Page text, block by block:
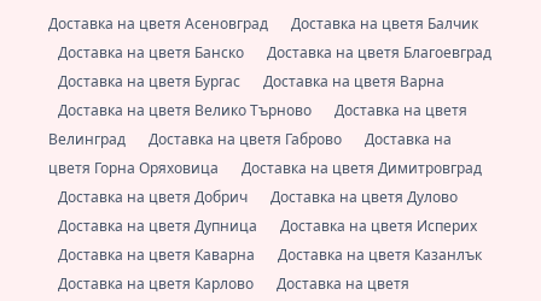
Доставка на цветя Асеновград
Доставка на цветя Балчик
Доставка на цветя Банско
Доставка на цветя Благоевград
Доставка на цветя Бургас
Доставка на цветя Варна
Доставка на цветя Велико Търново
Доставка на цветя
Велинград
Доставка на цветя Габрово
Доставка на
цветя Горна Оряховица
Доставка на цветя Димитровград
Доставка на цветя Добрич
Доставка на цветя Дулово
Доставка на цветя Дупница
Доставка на цветя Исперих
Доставка на цветя Каварна
Доставка на цветя Казанлък
Доставка на цветя Карлово
Доставка на цветя